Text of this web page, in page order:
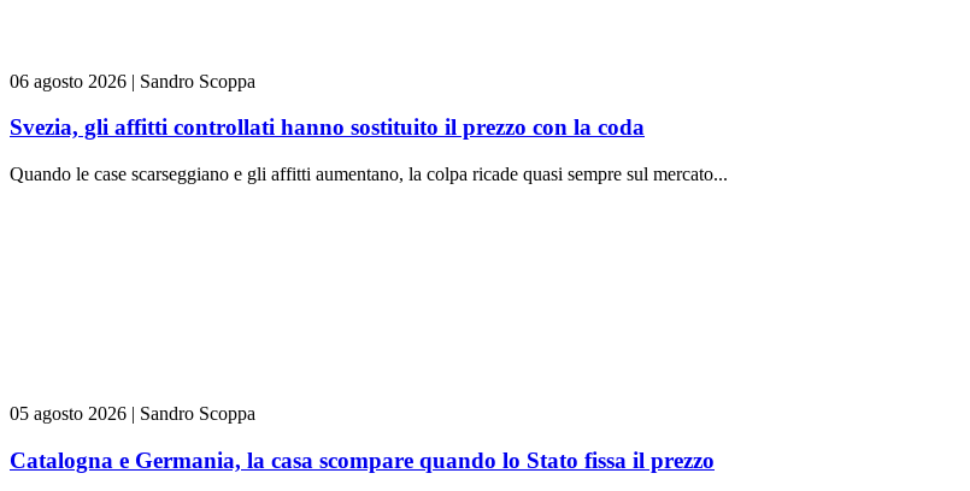
06 agosto 2026 | Sandro Scoppa
Svezia, gli affitti controllati hanno sostituito il prezzo con la coda
Quando le case scarseggiano e gli affitti aumentano, la colpa ricade quasi sempre sul mercato...
05 agosto 2026 | Sandro Scoppa
Catalogna e Germania, la casa scompare quando lo Stato fissa il prezzo